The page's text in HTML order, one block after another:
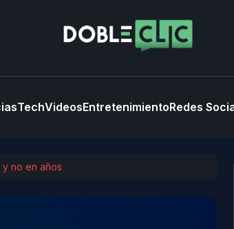
TechVideosEntretenimientoRedes
y no en años